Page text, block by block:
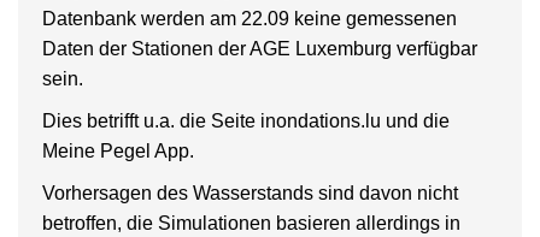
Datenbank werden am 22.09 keine gemessenen
Daten der Stationen der AGE Luxemburg verfügbar
sein.
Dies betrifft u.a. die Seite inondations.lu und die
Meine Pegel App.
Vorhersagen des Wasserstands sind davon nicht
betroffen, die Simulationen basieren allerdings in